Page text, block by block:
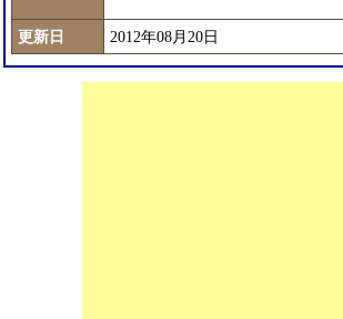
更新日 2012年08月20日